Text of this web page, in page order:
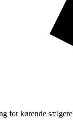
for kørende sælgere